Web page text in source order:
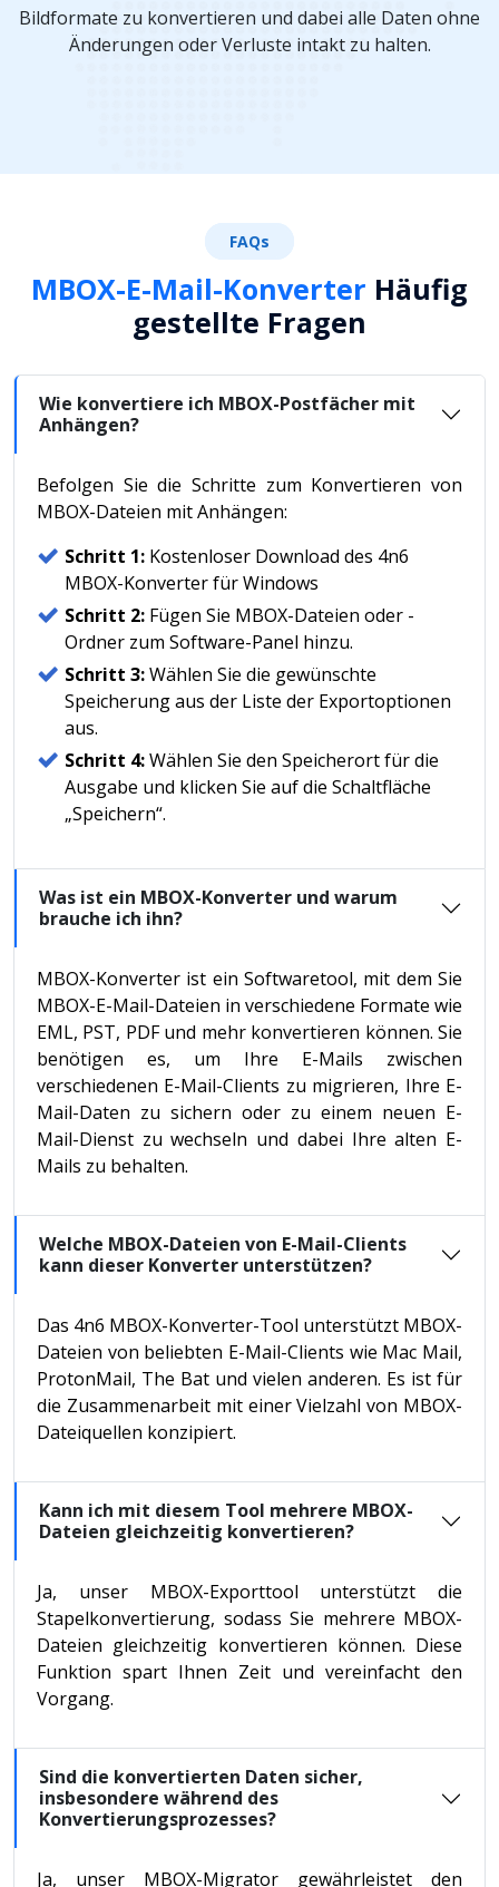
Bildformate zu konvertieren und dabei alle Daten ohne
Änderungen oder Verluste intakt zu halten.
FAQs
MBOX-E-Mail-Konverter Häufig
gestellte Fragen
Wie konvertiere ich MBOX-Postfächer mit
Anhängen?
Befolgen Sie die Schritte zum Konvertieren von
MBOX-Dateien mit Anhängen:
Schritt 1: Kostenloser Download des 4n6
MBOX-Konverter für Windows
Schritt 2: Fügen Sie MBOX-Dateien oder -
Ordner zum Software-Panel hinzu.
Schritt 3:Wählen Sie die gewünschte
Speicherung aus der Liste der Exportoptionen
aus.
Schritt 4:Wählen Sie den Speicherort für die
Ausgabe und klicken Sie auf die Schaltfläche
„Speichern“.
Was ist ein MBOX-Konverter und warum
brauche ich ihn?
MBOX-Konverter ist ein Softwaretool, mit dem Sie
MBOX-E-Mail-Dateien in verschiedene Formate wie
EML, PST, PDF und mehr konvertieren können. Sie
benötigen es, um Ihre E-Mails zwischen
verschiedenen E-Mail-Clients zu migrieren, Ihre E-
Mail-Daten zu sichern oder zu einem neuen E-
Mail-Dienst zu wechseln und dabei Ihre alten E-
Mails zu behalten.
Welche MBOX-Dateien von E-Mail-Clients
kann dieser Konverter unterstützen?
Das 4n6 MBOX-Konverter-Tool unterstützt MBOX-
Dateien von beliebten E-Mail-Clients wie Mac Mail,
ProtonMail, The Bat und vielen anderen. Es ist für
die Zusammenarbeit mit einer Vielzahl von MBOX-
Dateiquellen konzipiert.
Kann ich mit diesem Tool mehrere MBOX-
Dateien gleichzeitig konvertieren?
Ja, unser MBOX-Exporttool unterstützt die
Stapelkonvertierung, sodass Sie mehrere MBOX-
Dateien gleichzeitig konvertieren können. Diese
Funktion spart Ihnen Zeit und vereinfacht den
Vorgang.
Sind die konvertierten Daten sicher,
insbesondere während des
Konvertierungsprozesses?
Ja, unser MBOX-Migrator gewährleistet den